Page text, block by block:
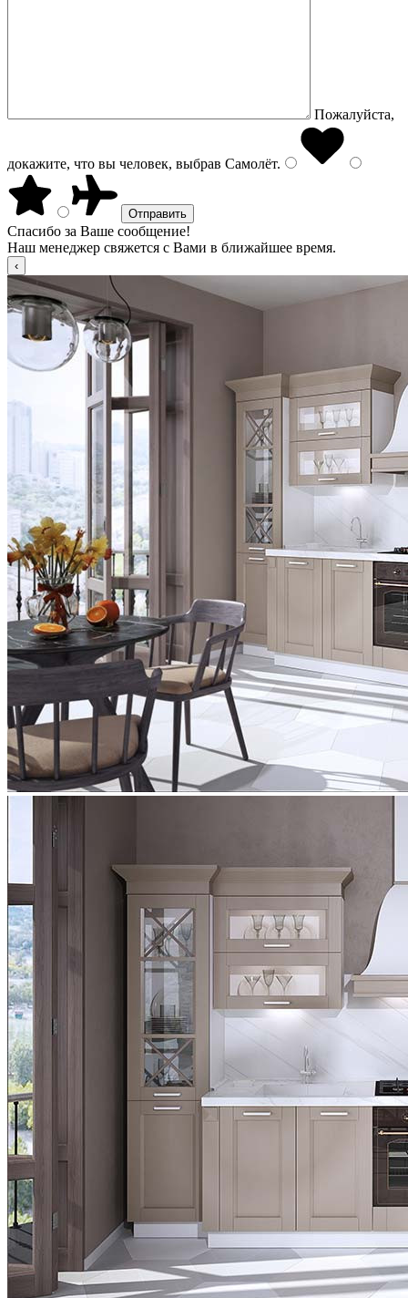
Пожалуйста,
докажите, что вы человек, выбрав Самолёт.
Спасибо за Ваше сообщение!
Наш менеджер свяжется с Вами в ближайшее время.